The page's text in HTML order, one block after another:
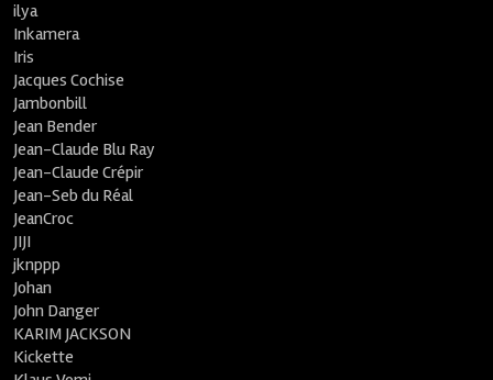
ilya
Inkamera
Iris
Jacques Cochise
Jambonbill
Jean Bender
Jean-Claude Blu Ray
Jean-Claude Crépir
Jean-Seb du Réal
JeanCroc
JIJI
jknppp
Johan
John Danger
KARIM JACKSON
Kickette